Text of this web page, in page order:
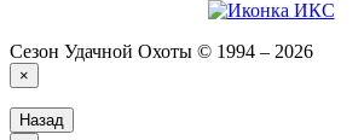
Сезон Удачной Охоты © 1994 – 2026
×
Назад